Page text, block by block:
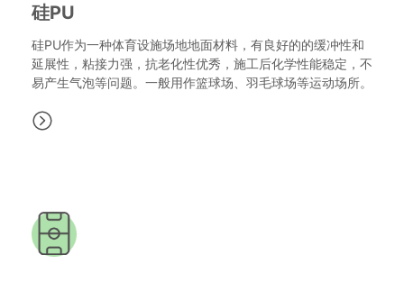
硅PU
硅PU作为一种体育设施场地地面材料，有良好的的缓冲性和
延展性，粘接力强，抗老化性优秀，施工后化学性能稳定，不
易产生气泡等问题。一般用作篮球场、羽毛球场等运动场所。